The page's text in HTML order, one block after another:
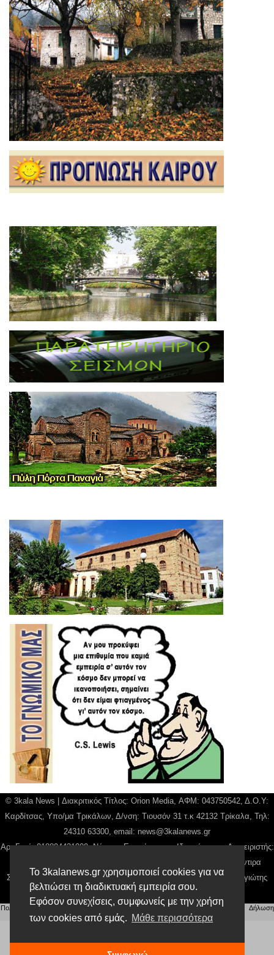
Το 3kalanews.gr χρησιμοποιεί cookies για να
βελτιώσει τη διαδικτυακή εμπειρία σου.
Εφόσον συνεχίσεις, συμφωνείς με την χρήση
των cookies από εμάς. Μάθε περισσότερα
© 3kala News | Διακριτικός Τίτλος: Orion Media, ΑΦΜ: 043750542, Δ.Ο.Υ:
Καρδίτσας, Υπο/μα Τρικάλων, Δ/νση: Τιουσόν 31 τ.κ 42132 Τρίκαλα, Τηλ:
24310 63300, email: news@3kalanews.gr
Αρ. Γεμή: 018804431000, Νόμιμος Εκπρόσωπος, Ιδιοκτήτης και Διαχειριστής:
Παναγιώτης Φιλίππου, Διευθύντρια: Γιαννουσά Βασιλική, Διευθύντιρα
Σύνταξης: Μπαλαμπάνη Βασιλική. Δικαιούχος domain name Παναγιώτης
Φιλίππου
Πολιτική απορρήτου Αίτηση Διαχείρισης Προσωπικών Δεδομένων |Όροι χρήσης
Δήλωση
Συμμόρφωσης